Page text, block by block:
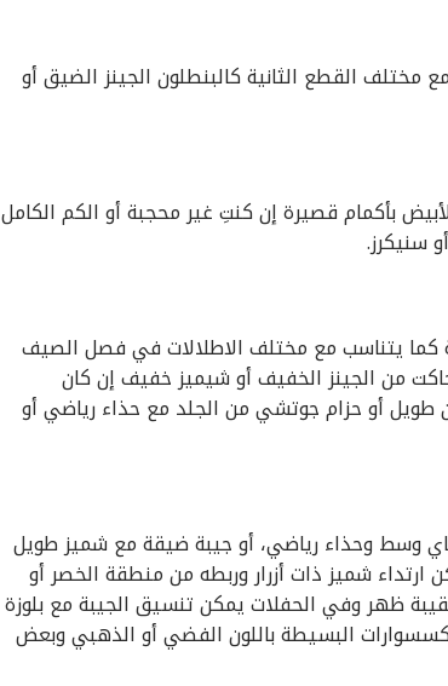
القطع الثانية كالبنطلون الجينز الضيق أو
بأكمام قصيرة إن كنتِ غير محجبة أو الكم الكامل
سنيكرز.
كما يتناسب مع مختلف الاطلالات في فصل الصيف
من الجينز الخفيف أو شيميز خفيف إن كان
أو حزام جوتشي من الجلد مع حذاء رياضي أو
وسط وحذاء رياضي، أو جيبة ضيقة مع شميز طويل
شميز ذات أزرار وربطه من منطقة الخصر أو
ظهر وفي الحفلات يمكن تنسيق الجيبة مع بلوزة
البسيطة باللون الفضي أو الذهبي وبعض